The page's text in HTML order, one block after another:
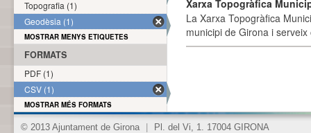
Xarxa Topogràfica
La Xarxa Topogràfica
municipi de Girona i
Topografia (1)
Geodèsia (1)
MOSTRAR MENYS ETIQUETES
FORMATS
PDF (1)
CSV (1)
MOSTRAR MÉS FORMATS
© 2013 Ajuntament de Girona Pl. del Vi, 1. 17004 GIRONA